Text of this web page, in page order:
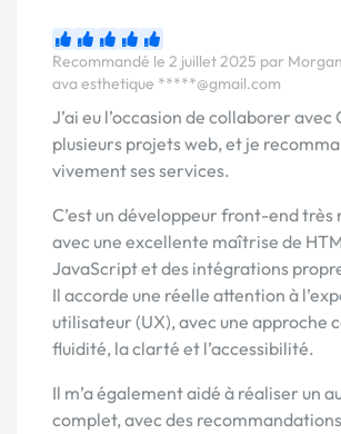
Recommandé le 2 juillet 2025 par
ava esthetique *****@gmail.com
J’ai eu l’occasion de collaborer avec
plusieurs projets web, et je
vivement ses services.
C’est un développeur front-end très
avec une excellente maîtrise de
JavaScript et des intégrations
Il accorde une réelle attention à
utilisateur (UX), avec une approche
fluidité, la clarté et l’accessibilité.
Il m’a également aidé à réaliser un
complet, avec des